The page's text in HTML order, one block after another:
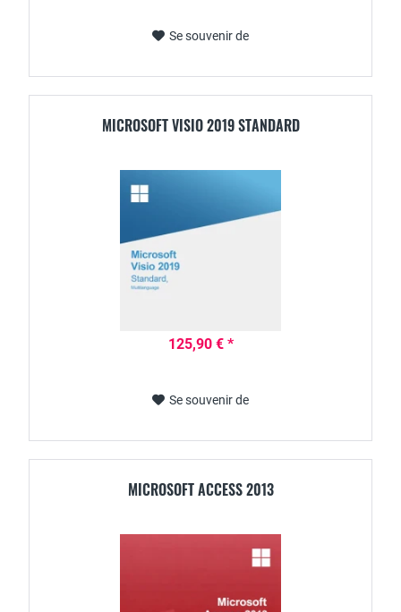
Se souvenir de
MICROSOFT VISIO 2019 STANDARD
125,90 € *
Se souvenir de
MICROSOFT ACCESS 2013